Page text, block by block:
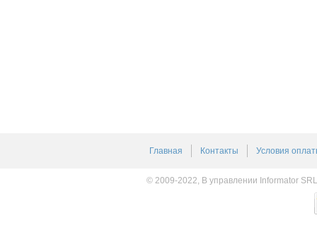
Главная Контакты Условия
© 2009-2022, В управлении Informator SRL